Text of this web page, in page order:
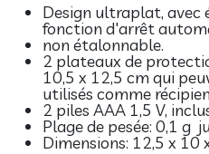
Design ultraplat, avec
fonction d'arrêt
non étalonnable.
2 plateaux de
10,5 x 12,5 cm qui
utilisés comme
2 piles AAA 1,5 V,
Plage de pesée: 0,1 g
Dimensions: 12,5 x 10